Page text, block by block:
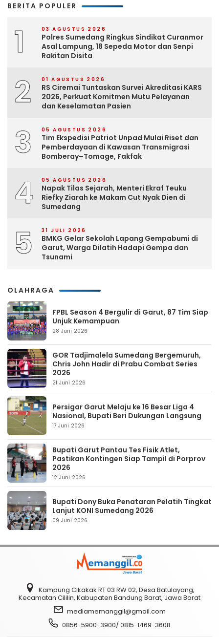
BERITA POPULER
1 03 AGUSTUS 2026
Polres Sumedang Ringkus Sindikat Curanmor
Asal Lampung, 18 Sepeda Motor dan Senpi
Rakitan Disita
2 01 AGUSTUS 2026
RS Ciremai Tuntaskan Survei Akreditasi KARS
2026, Perkuat Komitmen Mutu Pelayanan
dan Keselamatan Pasien
3 05 AGUSTUS 2026
Tim Ekspedisi Patriot Unpad Mulai Riset dan
Pemberdayaan di Kawasan Transmigrasi
Bomberay–Tomage, Fakfak
4 05 AGUSTUS 2026
Napak Tilas Sejarah, Menteri Ekraf Teuku
Riefky Ziarah ke Makam Cut Nyak Dien di
Sumedang
5 31 JULI 2026
BMKG Gelar Sekolah Lapang Gempabumi di
Garut, Warga Dilatih Hadapi Gempa dan
Tsunami
OLAHRAGA
FPBL Season 4 Bergulir di Garut, 87 Tim Siap
Unjuk Kemampuan
28 Juni 2026
GOR Tadjimalela Sumedang Bergemuruh,
Chris John Hadir di Prabu Combat Series
2026
21 Juni 2026
Persigar Garut Melaju ke 16 Besar Liga 4
Nasional, Bupati Beri Dukungan Langsung
17 Juni 2026
Bupati Garut Pantau Tes Fisik Atlet,
Pastikan Kontingen Siap Tampil di Porprov
2026
12 Juni 2026
Bupati Dony Buka Penataran Pelatih Tingkat
Lanjut KONI Sumedang 2026
09 Juni 2026
Kampung Cikakak RT 03 RW 02, Desa Batulayang,
Kecamatan Cililin, Kabupaten Bandung Barat, Jawa Barat
mediamemanggil@gmail.com
0856-5900-3900/ 0815-1469-3608